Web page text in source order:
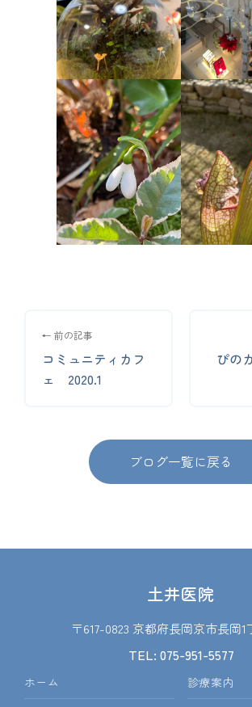
← 前の記事
コミュニティカフ
ェ 2020.1
ぴの
ブログ一覧に戻る
土井医院
〒617-0823 京都府長岡京市長岡1
TEL: 075-951-5577
ホーム 診療案内